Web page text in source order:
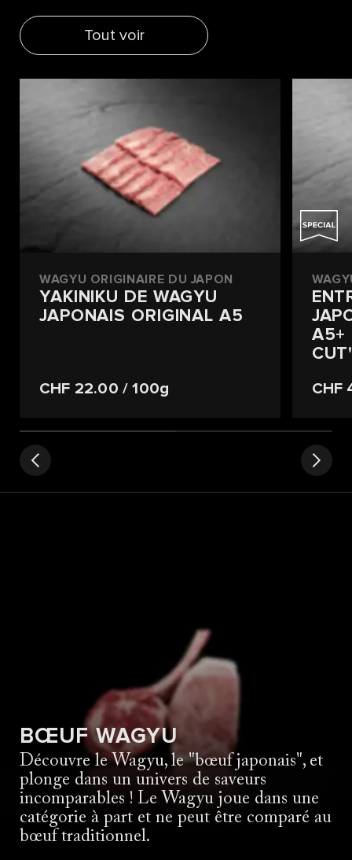
Tout voir
WAGYU ORIGINAIRE DU JAPON
YAKINIKU DE WAGYU
JAPONAIS ORIGINAL A5
CHF 22.00 / 100g
A5+
CHF
BŒUF WAGYU
Découvre le Wagyu, le "bœuf japonais", et
plonge dans un univers de saveurs
incomparables ! Le Wagyu joue dans une
catégorie à part et ne peut être comparé au
bœuf traditionnel.